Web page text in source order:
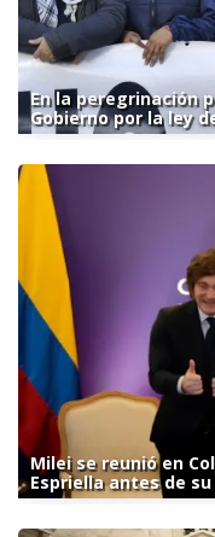
En la peregrinación
Gobierno por la ley
Milei se reunió en
Espriella antes de